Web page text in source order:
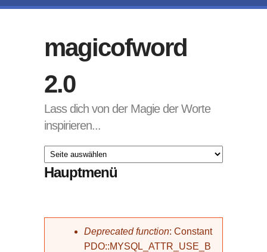
magicofword
2.0
Lass dich von der Magie der Worte
inspirieren...
Hauptmenü
Fehlermeldung
Deprecated function: Constant
PDO::MYSQL_ATTR_USE_B